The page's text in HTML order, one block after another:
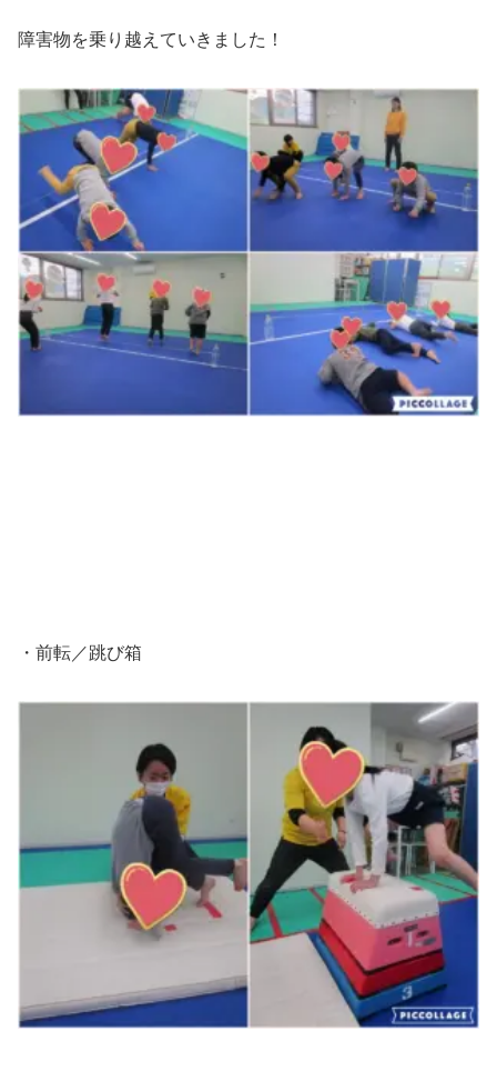
障害物を乗り越えていきました！
・前転／跳び箱